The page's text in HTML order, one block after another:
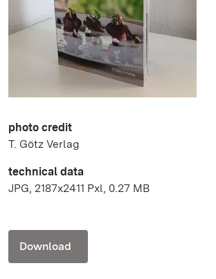
photo credit
T. Götz Verlag
technical data
JPG, 2187x2411 Pxl, 0.27 MB
Download